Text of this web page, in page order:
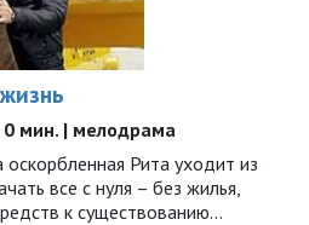
0 мин. | мелодрама
Рита уходит из
все с нуля – без жилья,
к существованию...